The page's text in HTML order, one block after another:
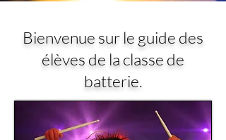
Bienvenue sur le guide des
élèves de la classe de
batterie.